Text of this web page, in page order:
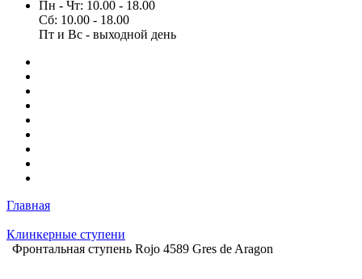
Пн - Чт: 10.00 - 18.00
Сб: 10.00 - 18.00
Пт и Вс - выходной день
Главная
Клинкерные ступени
Фронтальная ступень Rojo 4589 Gres de Aragon